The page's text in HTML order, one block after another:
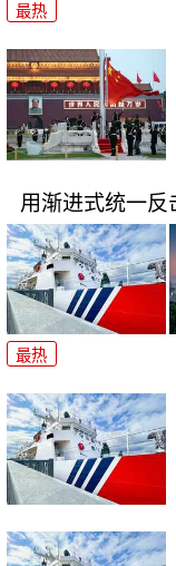
最热
用渐进式统一
最热